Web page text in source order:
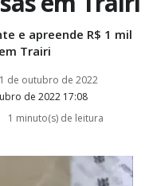
e apreende R$ 1 mil
Trairi
de 2022 17:08
de outubro de 2022
1 minuto(s) de leitura